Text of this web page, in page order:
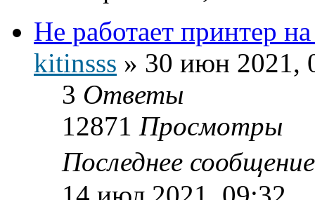
Не работает принтер
kitinsss » 30 июн 2021,
3 Ответы
12871 Просмотры
Последнее